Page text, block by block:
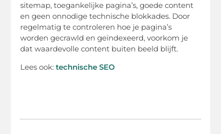
sitemap, toegankelijke pagina’s, goede content
en geen onnodige technische blokkades. Door
regelmatig te controleren hoe je pagina’s
worden gecrawld en geïndexeerd, voorkom je
dat waardevolle content buiten beeld blijft.
Lees ook:technische SEO